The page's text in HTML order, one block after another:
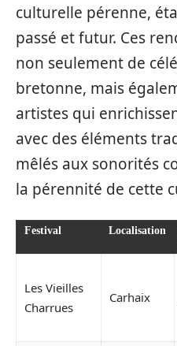
culturelle pérenne,
passé et futur. Ces
non seulement de
bretonne, mais
artistes qui
avec des éléments
mêlés aux sonorités
la pérennité de cette
Festival Localisation
Les Vieilles
Charrues
Carhaix